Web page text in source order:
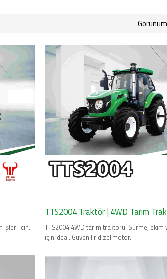
Görünüm
işleri için.
TTS2004 Traktör | 4WD Tarım
TTS2004 4WD tarım traktörü. Sürme, ekim
için ideal. Güvenilir dizel motor.